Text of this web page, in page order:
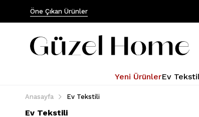
Öne Çıkan Ürünler
Yeni ÜrünlerEv
Anasayfa Ev Tekstili
Ev Tekstili